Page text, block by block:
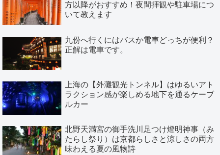
方以降がおすすめ！夜間拝観や駐車場につ
いて教えます
九份へ行くにはバスか電車どっちが便利？
正解は電車です。
上海の【外灘観光トンネル】はゆるいアト
ラクション感が楽しめる地下を通るケーブ
ルカー
北野天満宮の御手洗川足つけ燈明神事（み
たらし祭り）は京都らしさと涼しさの両方
味わえる夏の風物詩